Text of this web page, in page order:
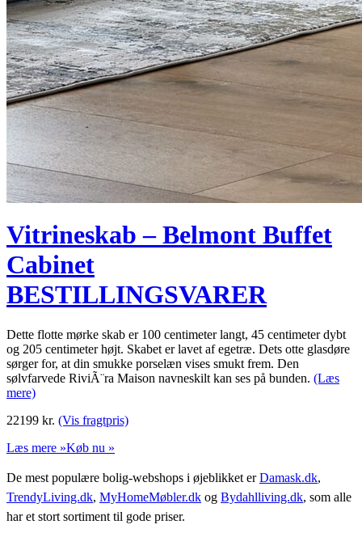
Vitrineskab – Belmont Buffet
Cabinet
BESTILLINGSVARER
Dette flotte mørke skab er 100 centimeter langt, 45 centimeter dybt
og 205 centimeter højt. Skabet er lavet af egetræ. Dets otte glasdøre
sørger for, at din smukke porselæn vises smukt frem. Den
sølvfarvede RiviÃ¨ra Maison navneskilt kan ses på bunden. (Læs
mere)
22199 kr. (Vis fragtpris)
Læs mere »Køb nu »
De mest populære bolig-webshops i øjeblikket erDamask.dk,
TrendyLiving.dk, MyHomeMøbler.dk og Bydahlliving.dk, som alle
har et stort sortiment til gode priser.